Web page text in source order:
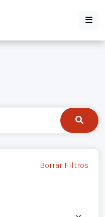
Borrar Filtros